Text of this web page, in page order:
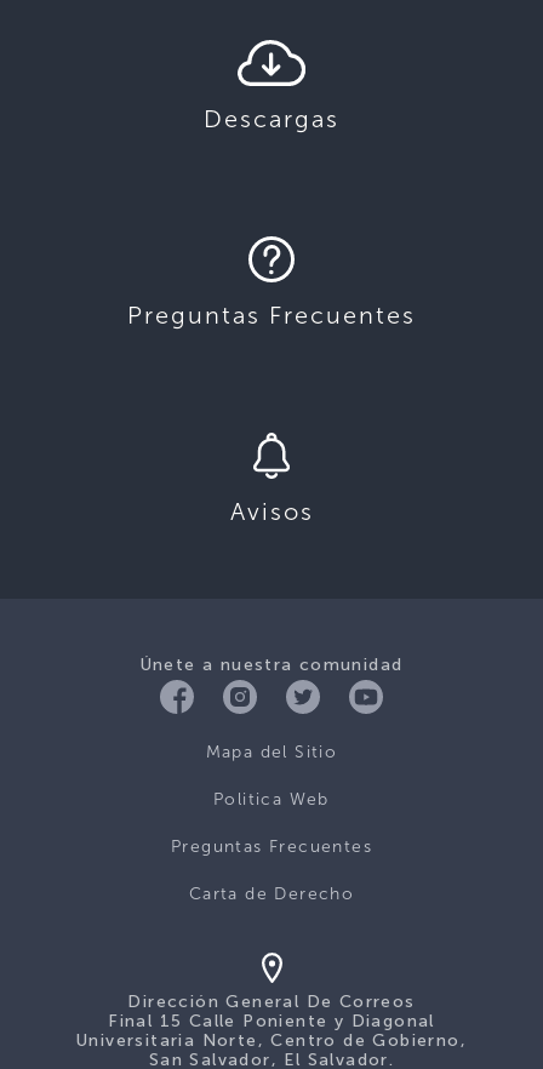
Descargas
Preguntas Frecuentes
Avisos
Únete a nuestra comunidad
Mapa del Sitio
Politica Web
Preguntas Frecuentes
Carta de Derecho
Dirección General De Correos
Final 15 Calle Poniente y Diagonal
Universitaria Norte, Centro de Gobierno,
San Salvador, El Salvador.